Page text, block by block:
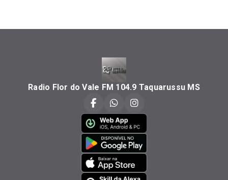
Radio Flor do Vale FM 104.9 Taquarussu MS